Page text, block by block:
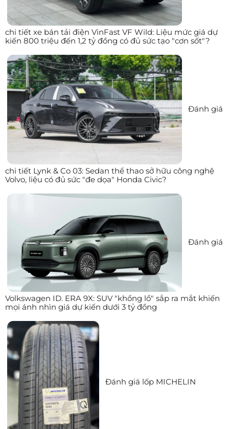
chi tiết xe bán tải điện VinFast VF Wild: Liệu mức giá dự
kiến 800 triệu đến 1,2 tỷ đồng có đủ sức tạo "cơn sốt"?
Đánh giá
chi tiết Lynk & Co 03: Sedan thể thao sở hữu công nghệ
Volvo, liệu có đủ sức "đe dọa" Honda Civic?
Đánh giá
Volkswagen ID. ERA 9X: SUV "khổng lồ" sắp ra mắt khiến
mọi ánh nhìn giá dự kiến dưới 3 tỷ đồng
Đánh giá lốp MICHELIN